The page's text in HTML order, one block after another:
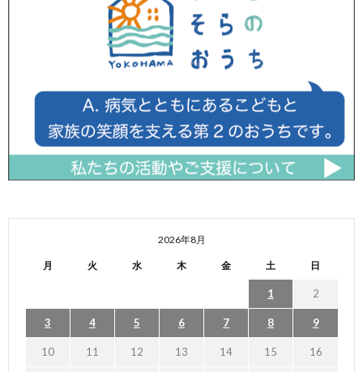
2026年8月
月 火 水 木 金 土 日
1 2
3 4 5 6 7 8 9
10 11 12 13 14 15 16